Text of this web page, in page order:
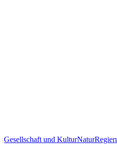
Gesellschaft und KulturNatur